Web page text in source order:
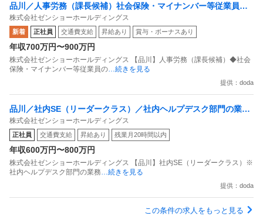
品川／人事労務（課長候補）社会保険・マイナンバー等従業員の
福利厚生を管理／すき家／ココスなど展開
株式会社ゼンショーホールディングス
新着 正社員 交通費支給 昇給あり 賞与・ボーナスあり
年収700万円〜900万円
株式会社ゼンショーホールディングス 【品川】人事労務（課長候補）◆社会
保険・マイナンバー等従業員の…続きを見る
提供：doda
品川／社内SE（リーダークラス）／社内ヘルプデスク部門の業務
改善・効率化日本を代表する外食大手
株式会社ゼンショーホールディングス
正社員 交通費支給 昇給あり 残業月20時間以内
年収600万円〜800万円
株式会社ゼンショーホールディングス 【品川】社内SE（リーダークラス）※
社内ヘルプデスク部門の業務…続きを見る
提供：doda
この条件の求人をもっと見る